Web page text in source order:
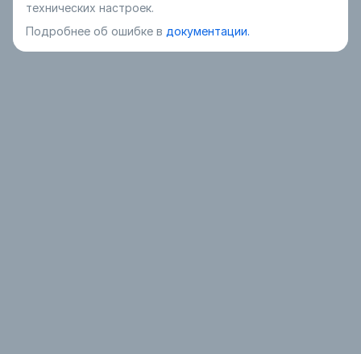
технических настроек.
Подробнее об ошибке в документации.